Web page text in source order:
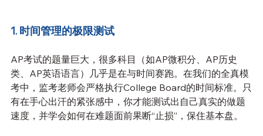
1. 时间管理的极限测试
AP考试的题量巨大，很多科目（如AP微积分、AP历史
类、AP英语语言）几乎是在与时间赛跑。在我们的全真模
考中，监考老师会严格执行College Board的时间标准。只
有在手心出汗的紧张感中，你才能测试出自己真实的做题
速度，并学会如何在难题面前果断“止损”，保住基本盘。